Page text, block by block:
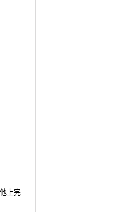
上完